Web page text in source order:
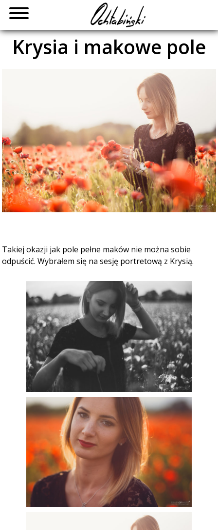
Skip
content
Krysia i makowe pole
Takiej okazji jak pole pełne maków nie można sobie
odpuścić. Wybrałem się na sesję portretową z Krysią.